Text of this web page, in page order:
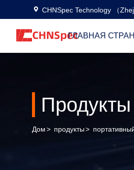
CHNSpec Technology （
ГЛАВНАЯ
Продукты
Дом> продукты>